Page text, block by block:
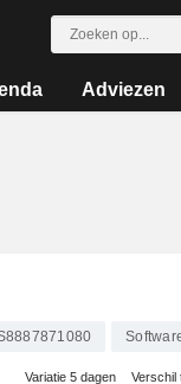
Adviezen
Variatie 5 dagen Verschil